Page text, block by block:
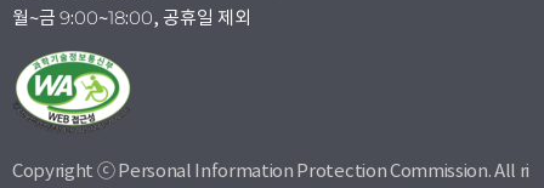
월~금 9:00~18:00, 공휴일 제외
Copyright ⓒ Personal Information Protection Commission. All ri